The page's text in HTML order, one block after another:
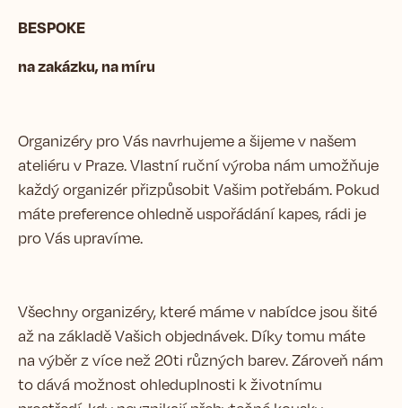
BESPOKE
na zakázku, na míru
Organizéry pro Vás navrhujeme a šijeme v našem
ateliéru v Praze. Vlastní ruční výroba nám umožňuje
každý organizér přizpůsobit Vašim potřebám. Pokud
máte preference ohledně uspořádání kapes, rádi je
pro Vás upravíme.
Všechny organizéry, které máme v nabídce jsou šité
až na základě Vašich objednávek. Díky tomu máte
na výběr z více než 20ti různých barev. Zároveň nám
to dává možnost ohleduplnosti k životnímu